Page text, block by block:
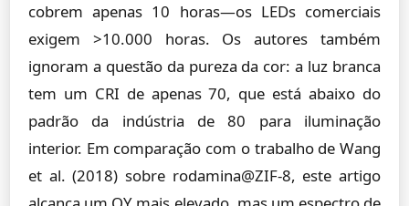
cobrem apenas 10 horas—os LEDs comerciais
exigem >10.000 horas. Os autores também
ignoram a questão da pureza da cor: a luz branca
tem um CRI de apenas 70, que está abaixo do
padrão da indústria de 80 para iluminação
interior. Em comparação com o trabalho de Wang
et al. (2018) sobre rodamina@ZIF-8, este artigo